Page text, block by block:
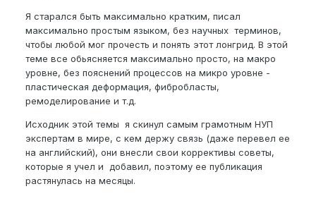
Я старался быть максимально кратким, писал
максимально простым языком, без научных терминов,
чтобы любой мог прочесть и понять этот лонгрид. В этой
теме все обьясняется максимально просто, на макро
уровне, без пояснений процессов на микро уровне -
пластическая деформация, фибробласты,
ремоделирование и т.д.
Исходник этой темы я скинул самым грамотным НУП
экспертам в мире, с кем держу связь (даже перевел ее
на английский), они внесли свои коррективы советы,
которые я учел и добавил, поэтому ее публикация
растянулась на месяцы.